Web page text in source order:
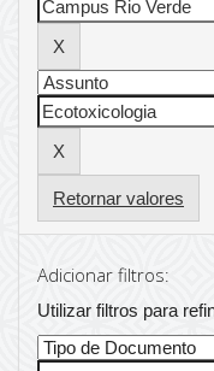
Retornar valores
Adicionar filtros:
Utilizar filtros para